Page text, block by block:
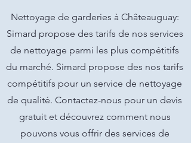
Nettoyage de garderies à Châteauguay:
Simard propose des tarifs de nos services
de nettoyage parmi les plus compétitifs
du marché. Simard propose des nos tarifs
compétitifs pour un service de nettoyage
de qualité. Contactez-nous pour un devis
gratuit et découvrez comment nous
pouvons vous offrir des services de